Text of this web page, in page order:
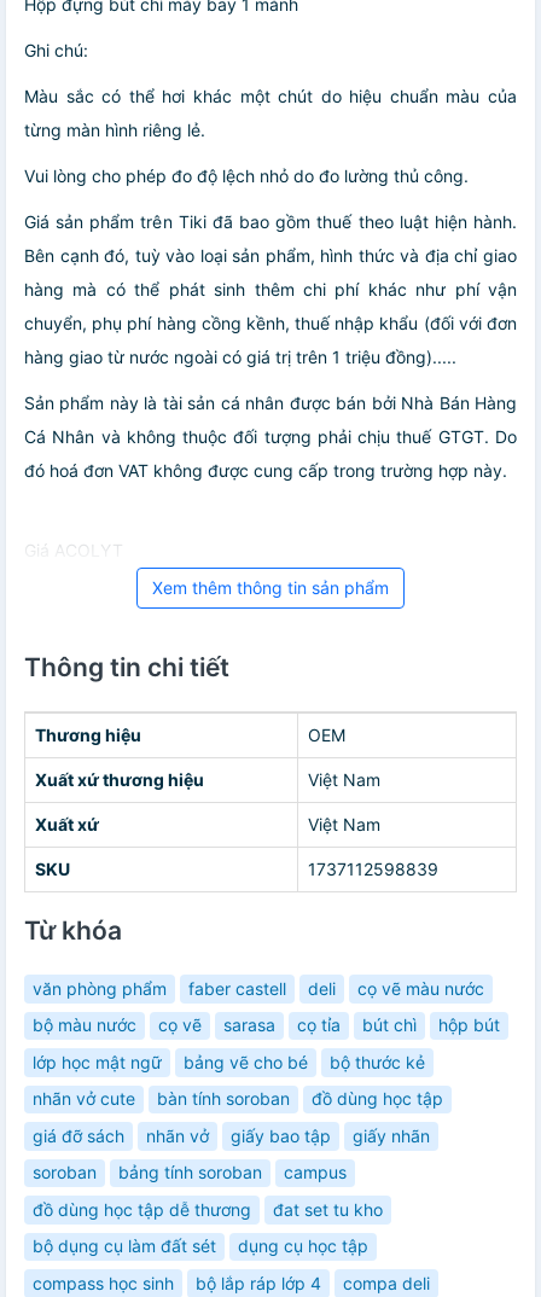
Hộp đựng bút chì máy bay 1 mảnh
Ghi chú:
Màu sắc có thể hơi khác một chút do hiệu chuẩn màu của
từng màn hình riêng lẻ.
Vui lòng cho phép đo độ lệch nhỏ do đo lường thủ công.
Giá sản phẩm trên Tiki đã bao gồm thuế theo luật hiện hành.
Bên cạnh đó, tuỳ vào loại sản phẩm, hình thức và địa chỉ giao
hàng mà có thể phát sinh thêm chi phí khác như phí vận
chuyển, phụ phí hàng cồng kềnh, thuế nhập khẩu (đối với đơn
hàng giao từ nước ngoài có giá trị trên 1 triệu đồng).....
Sản phẩm này là tài sản cá nhân được bán bởi Nhà Bán Hàng
Cá Nhân và không thuộc đối tượng phải chịu thuế GTGT. Do
đó hoá đơn VAT không được cung cấp trong trường hợp này.
Giá ACOLYT
Xem thêm thông tin sản phẩm
Thông tin chi tiết
Thương hiệu OEM
Xuất xứ thương hiệu Việt Nam
Xuất xứ Việt Nam
SKU 1737112598839
Từ khóa
văn phòng phẩm faber castell deli
cọ vẽ màu nước
bộ màu nước
cọ vẽ sarasa cọ tỉa bút chì
hộp bút
lớp học mật ngữ
bảng vẽ cho bé
bộ thước kẻ
nhãn vở cute
bàn tính soroban
đồ dùng học tập
giá đỡ sách
nhãn vở giấy bao tập
giấy nhãn
soroban
bảng tính soroban
campus
đồ dùng học tập dễ thương
đat set tu kho
bộ dụng cụ làm đất sét
dụng cụ học tập
compass học sinh
bộ lắp ráp lớp 4 compa deli